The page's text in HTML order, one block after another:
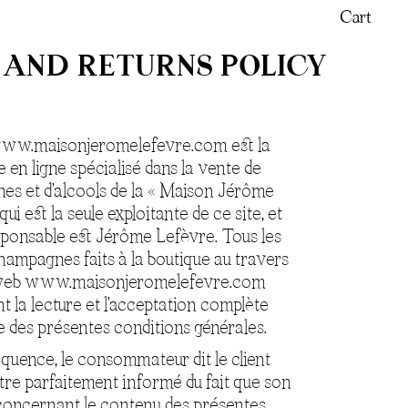
Cart
RETURNS POLICY
est la
en ligne spécialisé dans la vente de
et d’alcools de la « Maison Jérôme
est la seule exploitante de ce site, et
est Jérôme Lefèvre. Tous les
faits à la boutique au travers
www.maisonjeromelefevre.com
la lecture et l’acceptation complète
des présentes conditions générales.
le consommateur dit le client
parfaitement informé du fait que son